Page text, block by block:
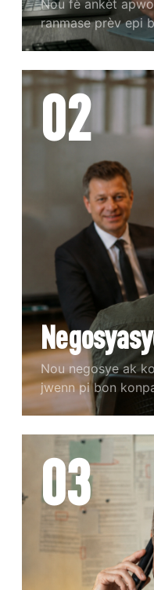
Nou fè ankèt
ranmase prèv epi
02
Nou negosye ak
jwenn pi bon
03